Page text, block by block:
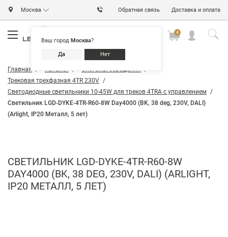
Москва
Ваш город Москва?
Да Нет
Обратная связь Доставка и оплата
0
Главная Каталог
Системы освещения
Трековая трехфазная 4TR 230V
Светодиодные светильники 10-45W для треков 4TRA с управлением
Светильник LGD-DYKE-4TR-R60-8W Day4000 (BK, 38 deg, 230V, DALI)
(Arlight, IP20 Металл, 5 лет)
СВЕТИЛЬНИК LGD-DYKE-4TR-R60-8W
DAY4000 (BK, 38 DEG, 230V, DALI) (ARLIGHT,
IP20 МЕТАЛЛ, 5 ЛЕТ)